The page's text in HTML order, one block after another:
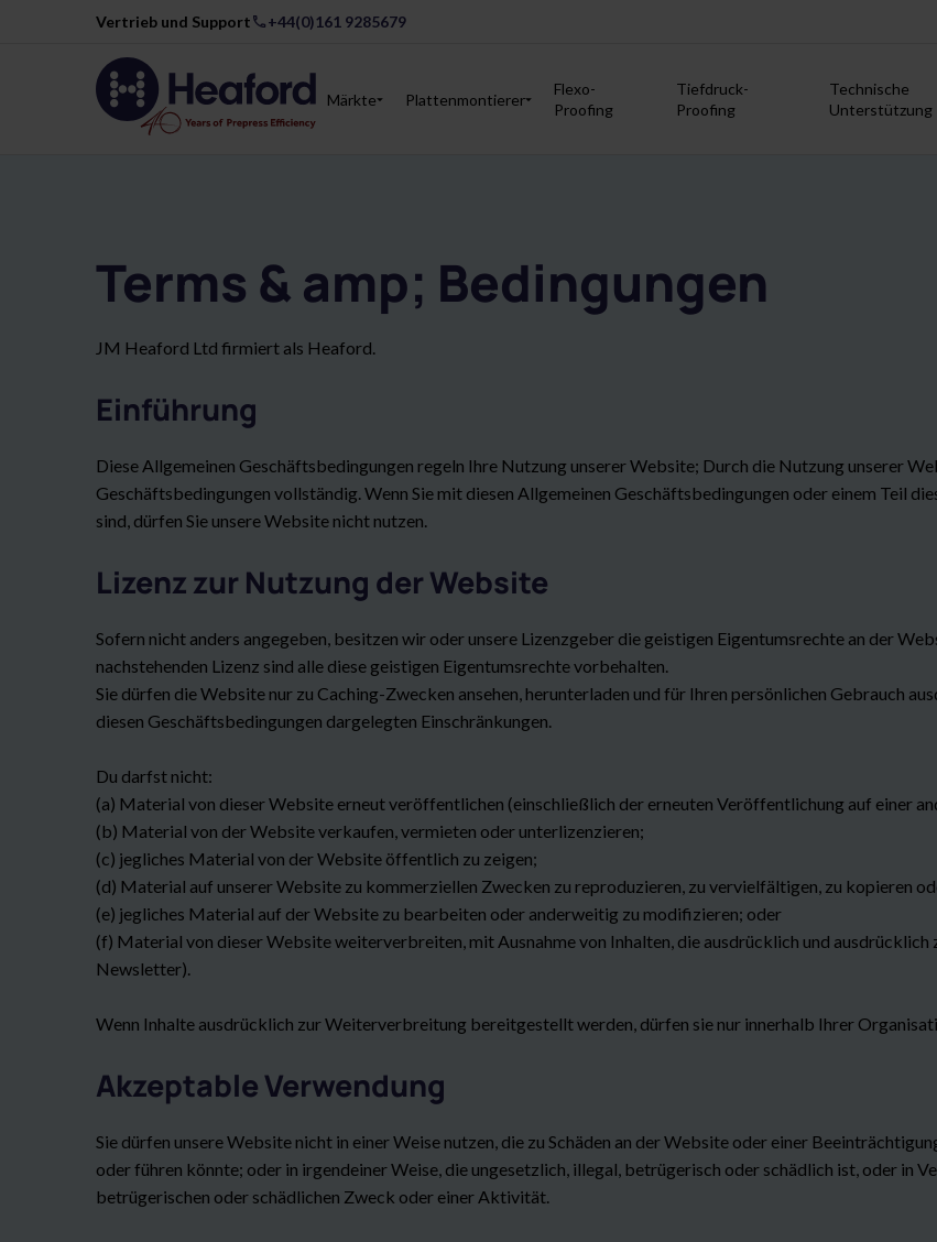
Vertrieb und Support +44(0)161 9285679
Märkte Plattenmontierer
Flexo-
Proofing
Tiefdruck-
Proofing
Technische
Unterstützung
Terms & amp; Bedingungen
JM Heaford Ltd firmiert als Heaford.
Einführung
Diese Allgemeinen Geschäftsbedingungen regeln Ihre Nutzung unserer Website; Durch die Nutzung unserer
Geschäftsbedingungen vollständig. Wenn Sie mit diesen Allgemeinen Geschäftsbedingungen oder einem Teil
sind, dürfen Sie unsere Website nicht nutzen.
Lizenz zur Nutzung der Website
Sofern nicht anders angegeben, besitzen wir oder unsere Lizenzgeber die geistigen Eigentumsrechte an der
nachstehenden Lizenz sind alle diese geistigen Eigentumsrechte vorbehalten.
Sie dürfen die Website nur zu Caching-Zwecken ansehen, herunterladen und für Ihren persönlichen Gebrauch
diesen Geschäftsbedingungen dargelegten Einschränkungen.
Du darfst nicht:
(a) Material von dieser Website erneut veröffentlichen (einschließlich der erneuten Veröffentlichung auf einer
(b) Material von der Website verkaufen, vermieten oder unterlizenzieren;
(c) jegliches Material von der Website öffentlich zu zeigen;
(d) Material auf unserer Website zu kommerziellen Zwecken zu reproduzieren, zu vervielfältigen, zu kopieren
(e) jegliches Material auf der Website zu bearbeiten oder anderweitig zu modifizieren; oder
(f) Material von dieser Website weiterverbreiten, mit Ausnahme von Inhalten, die ausdrücklich und
Newsletter).
Wenn Inhalte ausdrücklich zur Weiterverbreitung bereitgestellt werden, dürfen sie nur innerhalb Ihrer
Akzeptable Verwendung
Sie dürfen unsere Website nicht in einer Weise nutzen, die zu Schäden an der Website oder einer
oder führen könnte; oder in irgendeiner Weise, die ungesetzlich, illegal, betrügerisch oder schädlich ist, oder in
betrügerischen oder schädlichen Zweck oder einer Aktivität.